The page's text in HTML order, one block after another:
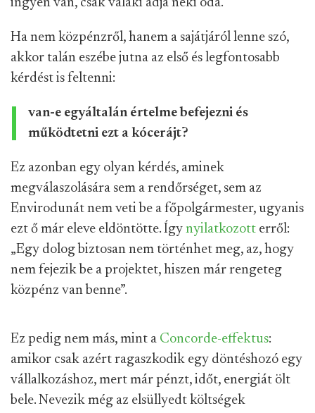
ingyen van, csak valaki adja neki oda.
Ha nem közpénzről, hanem a sajátjáról lenne szó,
akkor talán eszébe jutna az első és legfontosabb
kérdést is feltenni:
van-e egyáltalán értelme befejezni és
működtetni ezt a kócerájt?
Ez azonban egy olyan kérdés, aminek
megválaszolására sem a rendőrséget, sem az
Envirodunát nem veti be a főpolgármester, ugyanis
ezt ő már eleve eldöntötte. Így nyilatkozott erről:
„Egy dolog biztosan nem történhet meg, az, hogy
nem fejezik be a projektet, hiszen már rengeteg
közpénz van benne”.
Ez pedig nem más, mint a Concorde-effektus:
amikor csak azért ragaszkodik egy döntéshozó egy
vállalkozáshoz, mert már pénzt, időt, energiát ölt
bele. Nevezik még az elsüllyedt költségek